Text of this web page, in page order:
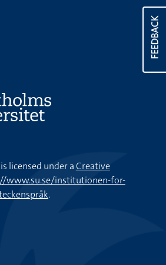
FEEDBACK
licensed under aCreative
www.su.se/institutionen-for-
.